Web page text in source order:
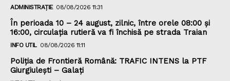
ADMINISTRAȚIE 08/08/2026 11:31
În perioada 10 – 24 august, zilnic, între orele 08:00 și
16:00, circulația rutieră va fi închisă pe strada Traian
INFO UTIL 08/08/2026 11:11
Poliţia de Frontieră Română: TRAFIC INTENS la PTF
Giurgiulești – Galați